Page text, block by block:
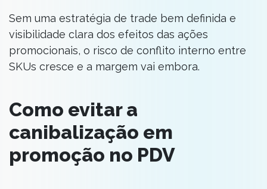
Sem uma estratégia de trade bem definida e
visibilidade clara dos efeitos das ações
promocionais, o risco de conflito interno entre
SKUs cresce e a margem vai embora.
Como evitar a
canibalização em
promoção no PDV